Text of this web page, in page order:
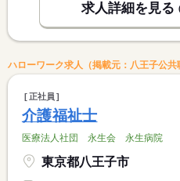
求人詳細を見る
ハローワーク求人（掲載元：八王子公共
正社員
介護福祉士
医療法人社団 永生会 永生病院
東京都八王子市